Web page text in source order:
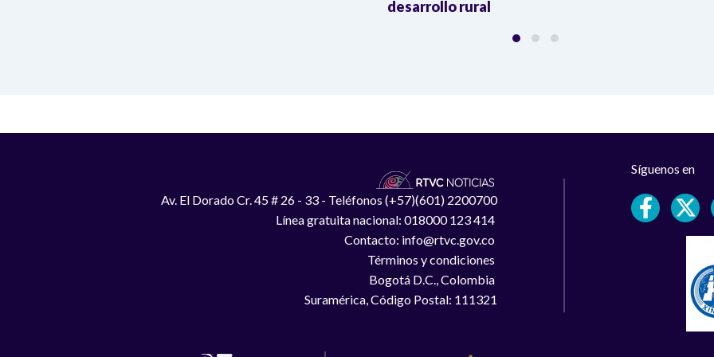
desarrollo rural
Av. El Dorado Cr. 45 # 26 - 33 - Teléfonos (+57)(601) 2200700
Línea gratuita nacional: 018000 123 414
Contacto: info@rtvc.gov.co
Términos y condiciones
Bogotá D.C., Colombia
Suramérica, Código Postal: 111321
Síguenos en